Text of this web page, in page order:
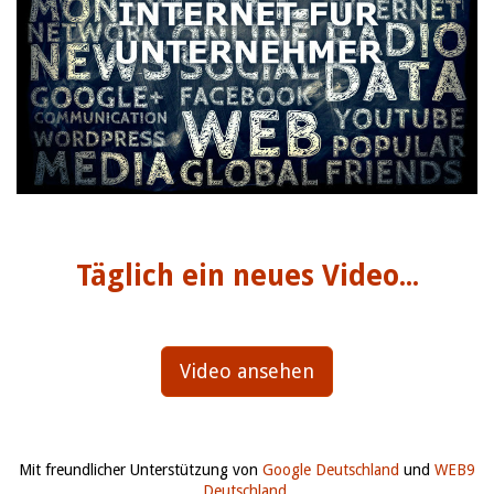
Täglich ein neues Video...
Video ansehen
Mit freundlicher Unterstützung von Google Deutschland und WEB9